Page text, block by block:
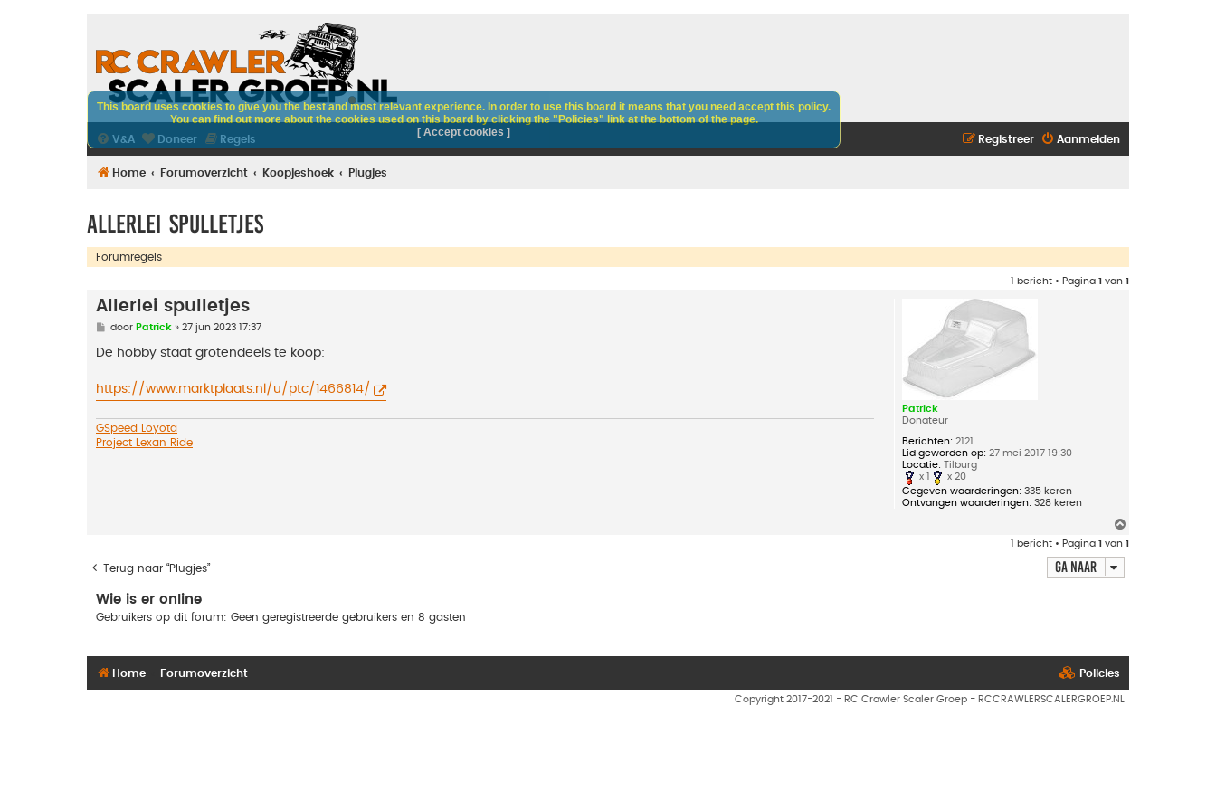
V&A Doneer Regels Aanmelden
Registreer
Home Forumoverzicht Koopjeshoek Plugjes
Allerlei spulletjes
Forumregels
1 bericht • Pagina 1 van 1
Patrick
Donateur
Berichten: 2121
Lid geworden op: 27 mei 2017 19:30
Locatie: Tilburg
x 1
x 20
Gegeven waarderingen: 335 keren
Ontvangen waarderingen: 328 keren
Allerlei spulletjes
B
r
h
door Patrick» 27 jun 2023 17:37
De hobby staat grotendeels te koop:
https://www.marktplaats.nl/u/ptc/1466814/
GSpeed Loyota
Project Lexan Ride
h
1 bericht • Pagina 1 van 1
Terug naar “Plugjes” Ga naar
Wie is er online
Gebruikers op dit forum: Geen geregistreerde gebruikers en 8 gasten
This board uses cookies to give you the best and most relevant experience. In order to use this board it means that you need accept this policy.
You can find out more about the cookies used on this board by clicking the "Policies" link at the bottom of the page.
[ Accept cookies ]
Home Forumoverzicht Policies
Copyright 2017-2021 - RC Crawler Scaler Groep - RCCRAWLERSCALERGROEP.NL